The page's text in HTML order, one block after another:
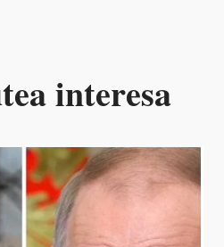
interesa